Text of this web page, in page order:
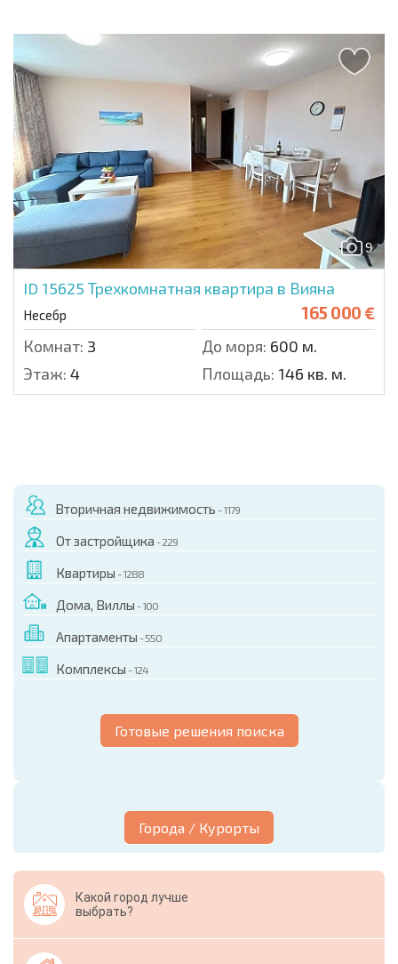
9
ID 15625 Трехкомнатная квартира в Вияна
Несебр 165 000 €
Комнат: 3 До моря: 600 м.
Этаж: 4 Площадь: 146 кв. м.
Вторичная недвижимость - 1179
От застройщика - 229
Квартиры - 1288
Дома, Виллы - 100
Апартаменты - 550
Комплексы - 124
Готовые решения поиска
Города / Курорты
Какой город лучше
выбрать?